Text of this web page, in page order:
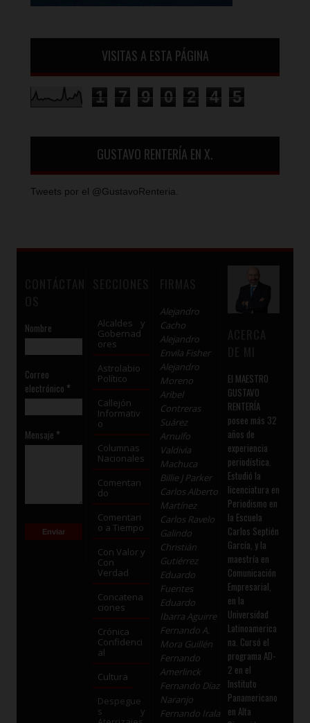
VISITAS A ESTA PÁGINA
1 7 9 0 2 4 5
GUSTAVO RENTERÍA EN X.
Tweets por el @GustavoRenteria.
Nombre
Correo
electrónico *
Mensaje *
Alcaldes y
Gobernad
ores
Astrolabio
Político
Callejón
Informativ
o
Columnas
Nacionales
Comentan
do
Comentari
o a Tiempo
Con Valor y
Con
Verdad
Concatena
ciones
Crónica
Confidenci
al
Cultura
Despegue
s y
Alejandro
Cacho
Alejandro
Envila Fisher
Alejandro
Moreno
Aribel
Contreras
Suárez
Arnulfo
Valdivia
Machuca
Billie J Parker
Carlos Alberto
Martínez
Carlos Ravelo
Galindo
Christián
Gutiérrez
Eduardo
Fuentes
Eduardo
Ibarra Aguirre
Fernando A.
Mora Guillén
Fernando
Amerlinck
Fernando Díaz
Naranjo
Fernando Irala
El MAESTRO
GUSTAVO
RENTERÍA
posee más 32
años de
experiencia
periodística.
Estudió la
licenciatura en
Periodismo en
la Escuela
Carlos Septién
García, y la
maestría en
Comunicación
Empresarial,
en la
Universidad
Latinoamerica
na. Cursó el
programa AD-
2 en el
Instituto
Panamericano
en Alta